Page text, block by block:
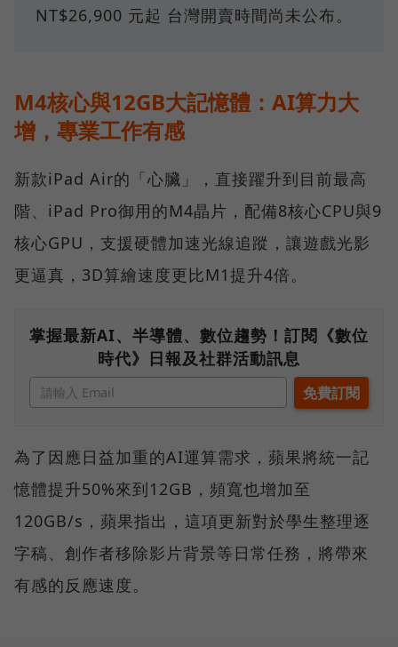
NT$26,900 元起 台灣開賣時間尚未公布。
M4核心與12GB大記憶體：AI算力大
增，專業工作有感
新款iPad Air的「心臟」，直接躍升到目前最高
階、iPad Pro御用的M4晶片，配備8核心CPU與9
核心GPU，支援硬體加速光線追蹤，讓遊戲光影
更逼真，3D算繪速度更比M1提升4倍。
掌握最新AI、半導體、數位趨勢！訂閱《數位
時代》日報及社群活動訊息
為了因應日益加重的AI運算需求，蘋果將統一記
憶體提升50%來到12GB，頻寬也增加至
120GB/s，蘋果指出，這項更新對於學生整理逐
字稿、創作者移除影片背景等日常任務，將帶來
有感的反應速度。